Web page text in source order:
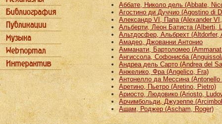
Аббате, Николо дель (Abbate,
Агостино ди Дуччио (Agostino di
Александр VI, Папа (Alexander
Альберти, Леон Батиста (Alberti,
Альтдосфер, Альбрехт (Altdorfer,
Амадео, Джованни Антонио
Амманати, Бартоломео
Ангиссола, Софонисба
Андреа дель Сарто (Andrea del
Анжелико, Фра (Angelico, Fra)
Антонелло да Мессина (Antonello
Аретино, Пьетро (Aretino, Pietro)
Ариосто, Людовико (Ariosto,
Арчимбольди, Джузеппе
Ашам, Роджер (Ascham, Roger)